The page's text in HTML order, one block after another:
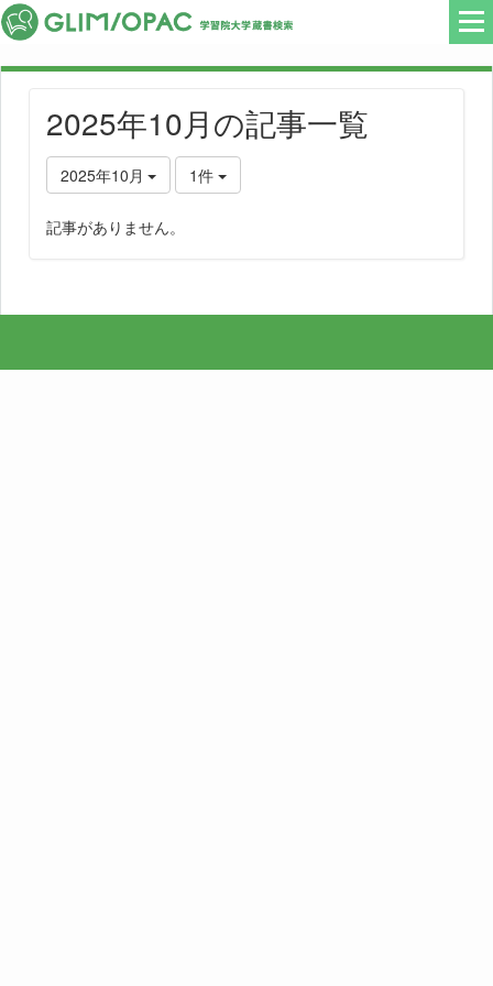
2025年10月の記事一覧
2025年10月 1件
記事がありません。